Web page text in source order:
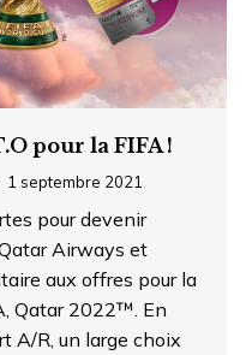
pour la FIFA !
1 septembre 2021
pour devenir
Airways et
aux offres pour la
Qatar 2022™. En
A/R, un large choix